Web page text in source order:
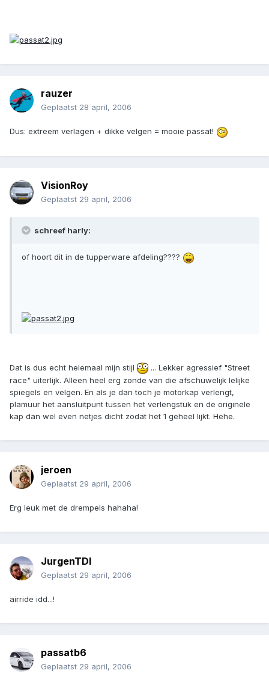
rauzer
Geplaatst 28 april, 2006
Dus: extreem verlagen + dikke velgen = mooie passat!
VisionRoy
Geplaatst 29 april, 2006
schreef harly:
of hoort dit in de tupperware afdeling????
Dat is dus echt helemaal mijn stijl
... Lekker agressief "Street
race" uiterlijk. Alleen heel erg zonde van die afschuwelijk lelijke
spiegels en velgen. En als je dan toch je motorkap verlengt,
plamuur het aansluitpunt tussen het verlengstuk en de originele
kap dan wel even netjes dicht zodat het 1 geheel lijkt. Hehe.
jeroen
Geplaatst 29 april, 2006
Erg leuk met de drempels hahaha!
JurgenTDI
Geplaatst 29 april, 2006
airride idd...!
passatb6
Geplaatst 29 april, 2006